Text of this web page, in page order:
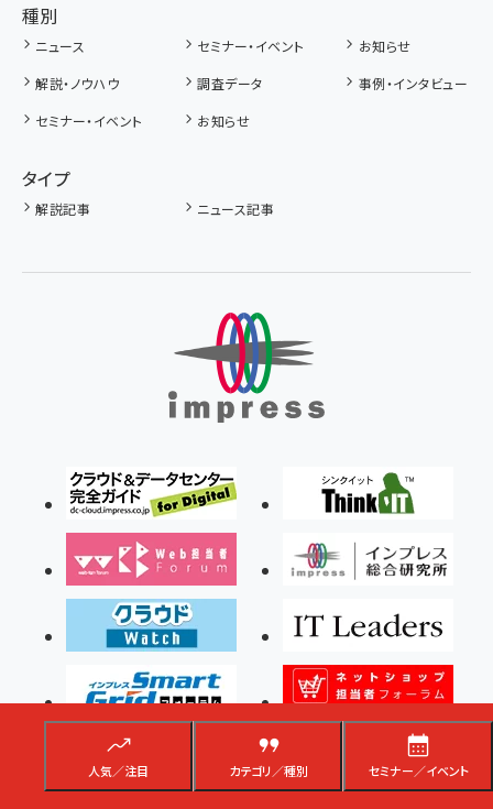
人気／注目 カテゴリ／種別 セミナー／イベント
種別
ニュース セミナー・イベント
お知らせ
解説・ノウハウ
調査データ
事例・インタビュー
セミナー・イベント
お知らせ
タイプ
解説記事 ニュース記事